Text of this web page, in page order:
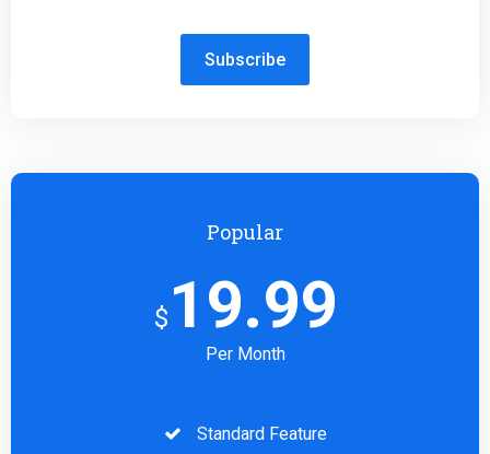
Subscribe
Popular
$ 19.99
Per Month
Standard Feature